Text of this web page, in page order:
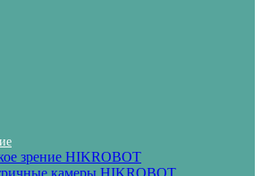
зрение HIKROBOT
камеры HIKROBOT